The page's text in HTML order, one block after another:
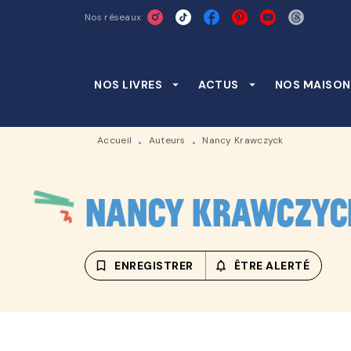
RECHERCHE CONTENU
Nos réseaux
NOS LIVRES arrow_drop_down ACTUS arrow_drop_down NOS
Accueil • Auteurs • Nancy Krawczyck
Nancy
bookmark_border ENREGISTRER notifications_none_outlined
ÊTRE ALERTÉ